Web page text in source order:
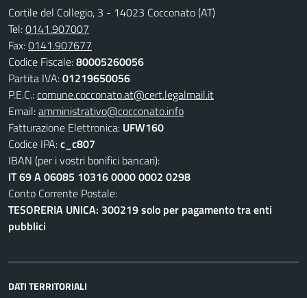
Cortile del Collegio, 3 - 14023 Cocconato (AT)
Tel:0141.907007
Fax:0141.907677
Codice Fiscale:80005260056
Partita IVA:01219650056
P.E.C.:comune.cocconato.at@cert.legalmail.it
Email:amministrativo@cocconato.info
Fatturazione Elettronica: UFW160
Codice IPA:c_c807
IBAN (per i vostri bonifici bancari):
IT 69 A 06085 10316 0000 0002 0298
Conto Corrente Postale:
TESORERIA UNICA: 300219 solo per pagamento tra enti
pubblici
DATI TERRITORIALI